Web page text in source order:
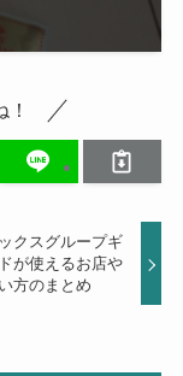
クスグループギ
が使えるお店や
方のまとめ